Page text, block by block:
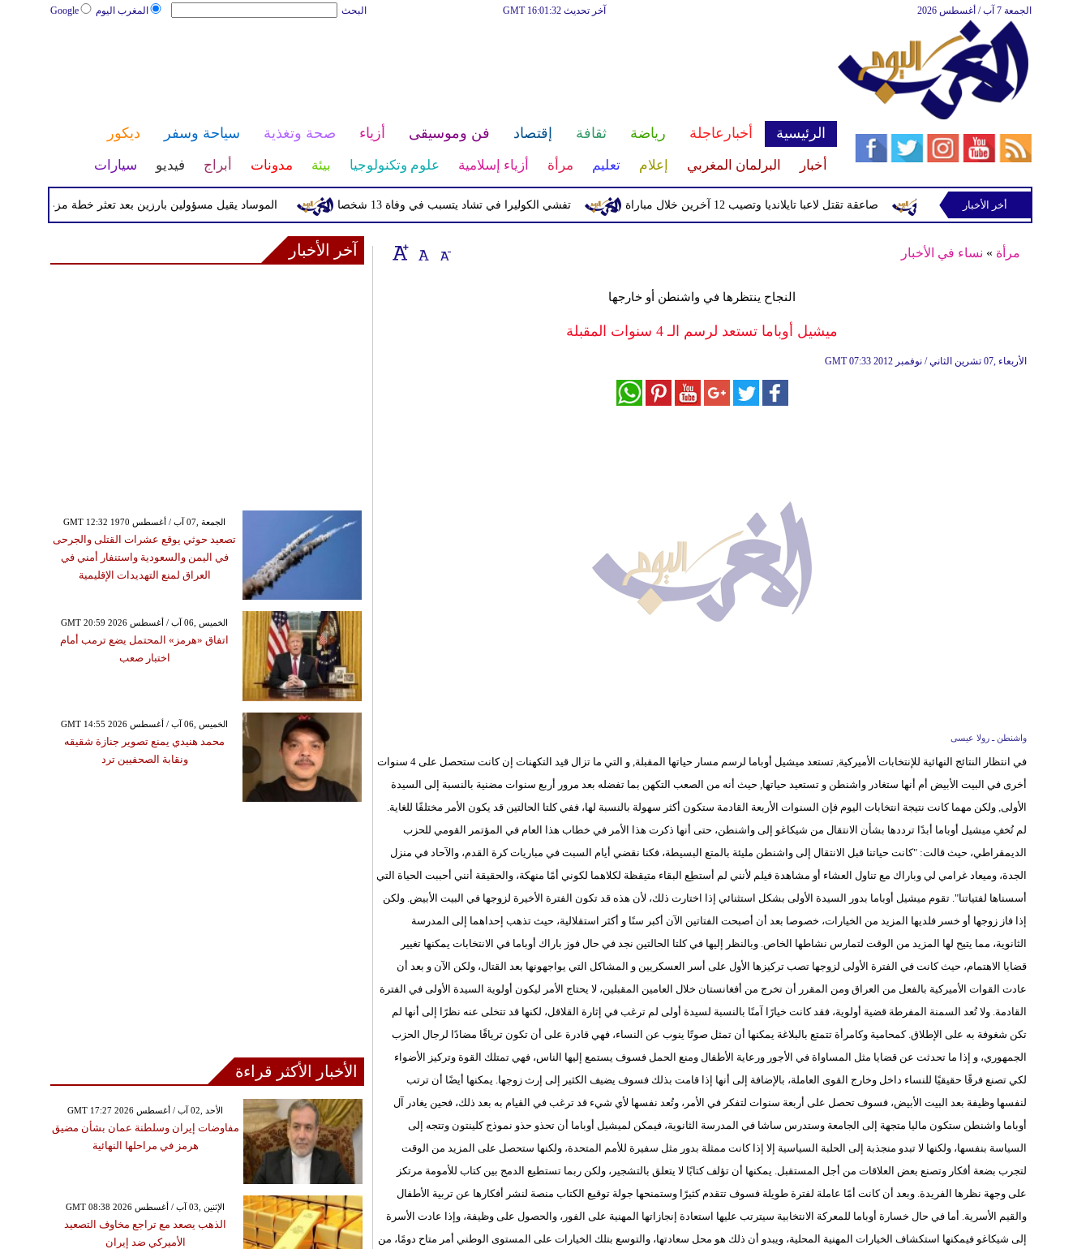
المغرب اليوم Google البحث آخر تحديث GMT 16:01:32 الجمعة 7 آب / أغسطس 2026
الرئيسية أخبارعاجلة رياضة ثقافة إقتصاد فن وموسيقى أزياء صحة وتغذية سياحة وسفر ديكور
أخبار البرلمان المغربي إعلام تعليم مرأة أزياء إسلامية علوم وتكنولوجيا بيئة مدونات أبراج فيديو سيارات
الموساد يقيل مسؤولين بارزين بعد تعثر خطة مزعومة لتغيير تفشي الكوليرا في تشاد يتسبب في وفاة 13 شخصا صاعقة تقتل لاعبا تايلانديا وتصيب 12 آخرين خلال مباراة أخر الأخبار
مرأة » نساء في الأخبار
النجاح ينتظرها في واشنطن أو خارجها
ميشيل أوباما تستعد لرسم الـ 4 سنوات المقبلة
GMT 07:33 2012 الأربعاء ,07 تشرين الثاني / نوفمبر
واشنطن ـ رولا عيسى
في انتظار النتائج النهائية للإنتخابات الأميركية, تستعد ميشيل أوباما لرسم مسار حياتها المقبلة, و التي ما تزال قيد التكهنات إن كانت ستحصل على 4 سنوات
أخرى في البيت الأبيض أم أنها ستغادر واشنطن و تستعيد حياتها, حيث أنه من الصعب التكهن بما تفضله بعد مرور أربع سنوات مضنية بالنسبة إلى السيدة
الأولى, ولكن مهما كانت نتيجة انتخابات اليوم فإن السنوات الأربعة القادمة ستكون أكثر سهولة بالنسبة لها، ففي كلتا الحالتين قد يكون الأمر مختلفًا للغاية.
لم تُخفِ ميشيل أوباما أبدًا ترددها بشأن الانتقال من شيكاغو إلى واشنطن، حتى أنها ذكرت هذا الأمر في خطاب هذا العام في المؤتمر القومي للحزب
الديمقراطي، حيث قالت: "كانت حياتنا قبل الانتقال إلى واشنطن مليئة بالمتع البسيطة، فكنا نقضي أيام السبت في مباريات كرة القدم، والآحاد في منزل
الجدة، وميعاد غرامي لي وباراك مع تناول العشاء أو مشاهدة فيلم لأنني لم أستطِع البقاء متيقظة لكلاهما لكوني أمًا منهكة، والحقيقة أنني أحببت الحياة التي
أسسناها لفتياتنا". تقوم ميشيل أوباما بدور السيدة الأولى بشكل استثنائي إذا اختارت ذلك، لأن هذه قد تكون الفترة الأخيرة لزوجها في البيت الأبيض. ولكن
إذا فاز زوجها أو خسر فلديها المزيد من الخيارات، خصوصا بعد أن أصبحت الفتاتين الآن أكبر سنًا و أكثر استقلالية، حيث تذهب إحداهما إلى المدرسة
الثانوية، مما يتيح لها المزيد من الوقت لتمارس نشاطها الخاص. وبالنظر إليها في كلتا الحالتين نجد في حال فوز باراك أوباما في الانتخابات يمكنها تغيير
قضايا الاهتمام، حيث كانت في الفترة الأولى لزوجها تصب تركيزها الأول على أسر العسكريين و المشاكل التي يواجهونها بعد القتال، ولكن الآن و بعد أن
عادت القوات الأميركية بالفعل من العراق ومن المقرر أن تخرج من أفغانستان خلال العامين المقبلين، لا يحتاج الأمر ليكون أولوية السيدة الأولى في الفترة
القادمة. ولا تُعد السمنة المفرطة قضية أولوية، فقد كانت خيارًا آمنًا بالنسبة لسيدة أولى لم ترغب في إثارة القلاقل، لكنها قد تتخلى عنه نظرًا إلى أنها لم
تكن شغوفة به على الإطلاق. كمحامية وكامرأة تتمتع بالبلاغة يمكنها أن تمثل صوتًا ينوب عن النساء، فهي قادرة على أن تكون ترياقًا مضادًا لرجال الحزب
الجمهوري، و إذا ما تحدثت عن قضايا مثل المساواة في الأجور ورعاية الأطفال ومنع الحمل فسوف يستمع إليها الناس، فهي تمتلك القوة وتركيز الأضواء
لكي تصنع فرقًا حقيقيًا للنساء داخل وخارج القوى العاملة، بالإضافة إلى أنها إذا قامت بذلك فسوف يضيف الكثير إلى إرث زوجها. يمكنها أيضًا أن ترتب
لنفسها وظيفة بعد البيت الأبيض، فسوف تحصل على أربعة سنوات لتفكر في الأمر، وتُعد نفسها لأي شيء قد ترغب في القيام به بعد ذلك، فحين يغادر آل
أوباما واشنطن ستكون ماليا متجهة إلى الجامعة وستدرس ساشا في المدرسة الثانوية، فيمكن لميشيل أوباما أن تحذو حذو نموذج كلينتون وتتجه إلى
السياسة بنفسها، ولكنها لا تبدو منجذبة إلى الحلبة السياسية إلا إذا كانت ممثلة بدور مثل سفيرة للأمم المتحدة، ولكنها ستحصل على المزيد من الوقت
لتجرب بضعة أفكار وتصنع بعض العلاقات من أجل المستقبل. يمكنها أن تؤلف كتابًا لا يتعلق بالتشجير، ولكن ربما تستطيع الدمج بين كتاب للأمومة مرتكز
على وجهة نظرها الفريدة. وبعد أن كانت أمًا عاملة لفترة طويلة فسوف تتقدم كثيرًا وستمنحها جولة توقيع الكتاب منصة لنشر أفكارها عن تربية الأطفال
والقيم الأسرية. أما في حال خسارة أوباما للمعركة الانتخابية سيترتب عليها استعادة إنجازاتها المهنية على الفور، والحصول على وظيفة، وإذا عادت الأسرة
إلى شيكاغو فيمكنها استكشاف الخيارات المهنية المحلية، ويبدو أن ذلك هو محل سعادتها، والتوسع بتلك الخيارات على المستوى الوطني أمر متاح دومًا، من
آخر الأخبار
GMT 12:32 1970 الجمعة ,07 آب / أغسطس
تصعيد حوثي يوقع عشرات القتلى والجرحى
في اليمن والسعودية واستنفار أمني في
العراق لمنع التهديدات الإقليمية
GMT 20:59 2026 الخميس ,06 آب / أغسطس
اتفاق «هرمز» المحتمل يضع ترمب أمام
اختبار صعب
GMT 14:55 2026 الخميس ,06 آب / أغسطس
محمد هنيدي يمنع تصوير جنازة شقيقه
ونقابة الصحفيين ترد
الأخبار الأكثر قراءة
GMT 17:27 2026 الأحد ,02 آب / أغسطس
مفاوضات إيران وسلطنة عمان بشأن مضيق
هرمز في مراحلها النهائية
GMT 08:38 2026 الإثنين ,03 آب / أغسطس
الذهب يصعد مع تراجع مخاوف التصعيد
الأميركي ضد إيران